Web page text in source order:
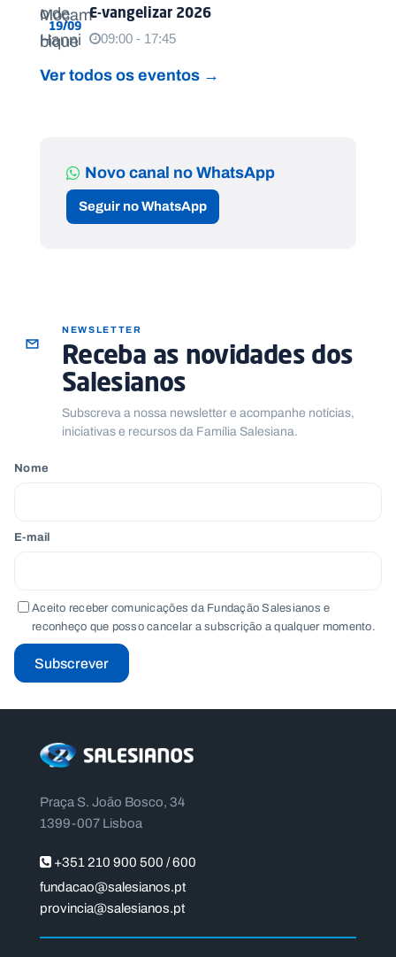
19/09
E-vangelizar 2026
09:00 - 17:45
Ver todos os eventos →
Novo canal no WhatsApp
Seguir no WhatsApp
NEWSLETTER
Receba as novidades dos
Salesianos
Subscreva a nossa newsletter e acompanhe notícias,
iniciativas e recursos da Família Salesiana.
Nome
E-mail
Aceito receber comunicações da Fundação Salesianos e
reconheço que posso cancelar a subscrição a qualquer momento.
Subscrever
Praça S. João Bosco, 34
1399-007 Lisboa
+351 210 900 500 / 600
fundacao@salesianos.pt
provincia@salesianos.pt